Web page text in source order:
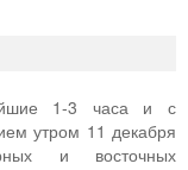
1-3 часа и с
утром 11 декабря
и восточных